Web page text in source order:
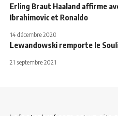
Erling Braut Haaland affirme
Ibrahimovic et Ronaldo
14 décembre 2020
Lewandowski remporte le
21 septembre 2021